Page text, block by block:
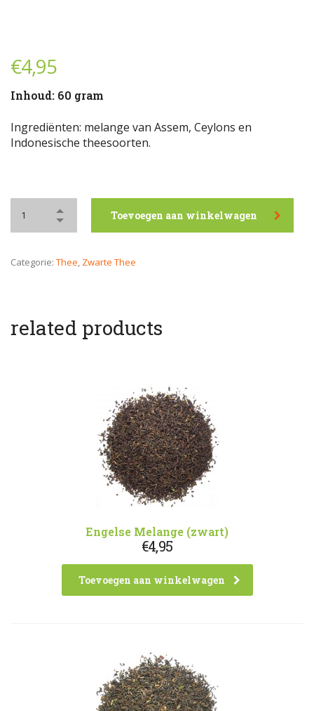
€4,95
Inhoud: 60 gram
Ingrediënten: melange van Assem, Ceylons en
Indonesische theesoorten.
Toevoegen aan winkelwagen
Categorie: Thee, Zwarte Thee
related products
Engelse Melange (zwart)
€4,95
Toevoegen aan winkelwagen